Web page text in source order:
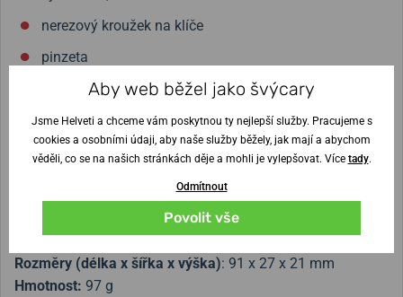
nerezový kroužek na klíče
pinzeta
párátko
nůžky
víceúčelový háček
Ocel čepele:440
Rozměry (délka x šířka x výška): 91 x 27 x 21 mm
Hmotnost: 97 g
Aby web běžel jako švýcary
Jsme Helveti a chceme vám poskytnou ty nejlepší služby. Pracujeme s
cookies a osobními údaji, aby naše služby běžely, jak mají a abychom
věděli, co se na našich stránkách děje a mohli je vylepšovat. Více tady.
Odmítnout
Povolit vše